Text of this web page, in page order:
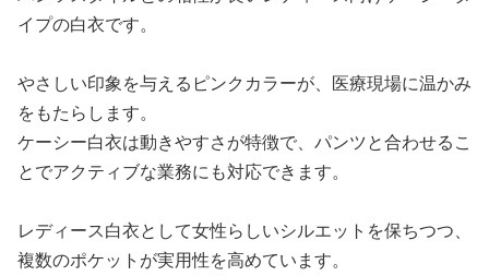
イプの白衣です。
やさしい印象を与えるピンクカラーが、医療現場に温かみ
をもたらします。
ケーシー白衣は動きやすさが特徴で、パンツと合わせるこ
とでアクティブな業務にも対応できます。
レディース白衣として女性らしいシルエットを保ちつつ、
複数のポケットが実用性を高めています。